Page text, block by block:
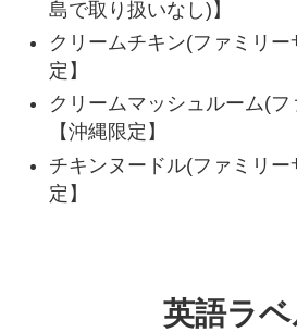
島で取り扱いなし)】
クリームチキン(ファミリー
定】
クリームマッシュルーム(
【沖縄限定】
チキンヌードル(ファミリー
定】
英語ラ